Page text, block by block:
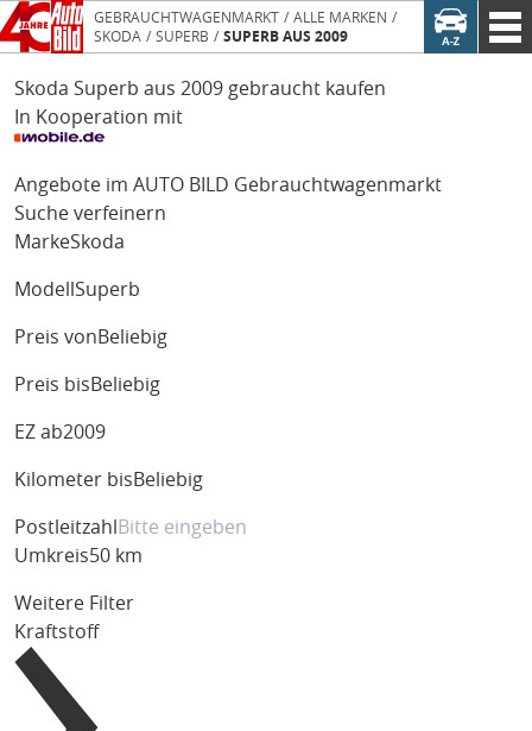
GEBRAUCHTWAGENMARKT
ALLE MARKEN
SKODA
SUPERB SUPERB AUS 2009
Skoda Superb aus 2009 gebraucht kaufen
In Kooperation mit
Angebote im AUTO BILD Gebrauchtwagenmarkt
Suche verfeinern
MarkeSkoda
Modell Superb
Preis von Beliebig
Preis bis Beliebig
EZ ab2009
Kilometer bis Beliebig
Postleitzahl
Umkreis50 km
Weitere Filter
Kraftstoff